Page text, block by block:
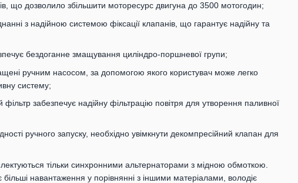
що дозволило збільшити моторесурс двигуна до 3500 мотогодин;
з надійною системою фіксації клапанів, що гарантує надійну та
бездоганне змащування циліндро-поршневої групи;
ручним насосом, за допомогою якого користувач може легко
систему;
фільтр забезпечує надійну фільтрацію повітря для утворення паливної
ручного запуску, необхідно увімкнути декомпресійний клапан для
тільки синхронними альтернаторами з мідною обмоткою.
навантаження у порівнянні з іншими матеріалами, володіє